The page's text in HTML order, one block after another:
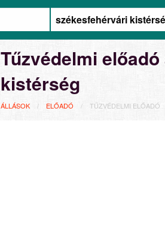
Tűzvédelmi
kistérség
ÁLLÁSOK ELŐADÓ TŰZVÉDELMI ELŐADÓ